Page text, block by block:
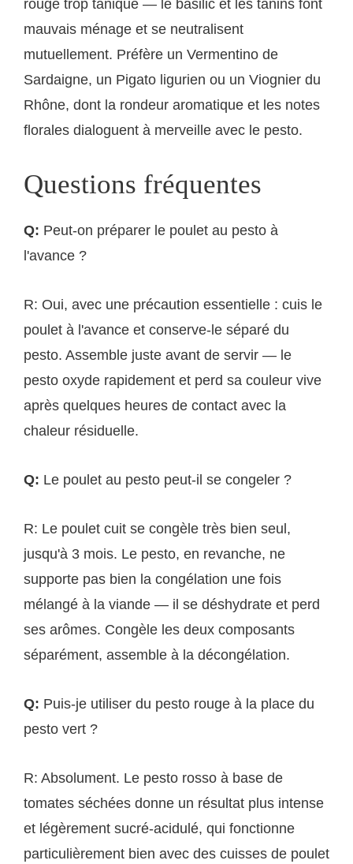
rouge trop tanique — le basilic et les tanins font
mauvais ménage et se neutralisent
mutuellement. Préfère un Vermentino de
Sardaigne, un Pigato ligurien ou un Viognier du
Rhône, dont la rondeur aromatique et les notes
florales dialoguent à merveille avec le pesto.
Questions fréquentes
Q: Peut-on préparer le poulet au pesto à
l'avance ?
R: Oui, avec une précaution essentielle : cuis le
poulet à l'avance et conserve-le séparé du
pesto. Assemble juste avant de servir — le
pesto oxyde rapidement et perd sa couleur vive
après quelques heures de contact avec la
chaleur résiduelle.
Q: Le poulet au pesto peut-il se congeler ?
R: Le poulet cuit se congèle très bien seul,
jusqu'à 3 mois. Le pesto, en revanche, ne
supporte pas bien la congélation une fois
mélangé à la viande — il se déshydrate et perd
ses arômes. Congèle les deux composants
séparément, assemble à la décongélation.
Q: Puis-je utiliser du pesto rouge à la place du
pesto vert ?
R: Absolument. Le pesto rosso à base de
tomates séchées donne un résultat plus intense
et légèrement sucré-acidulé, qui fonctionne
particulièrement bien avec des cuisses de poulet